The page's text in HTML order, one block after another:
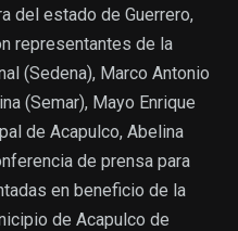
del estado de Guerrero,
representantes de la
(Sedena), Marco Antonio
(Semar), Mayo Enrique
de Acapulco, Abelina
de prensa para
en beneficio de la
de Acapulco de